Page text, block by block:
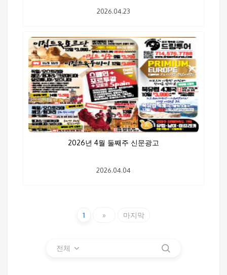
2026.04.23
2026년 4월 둘째주 신문광고
2026.04.04
1 » 마지막
전체